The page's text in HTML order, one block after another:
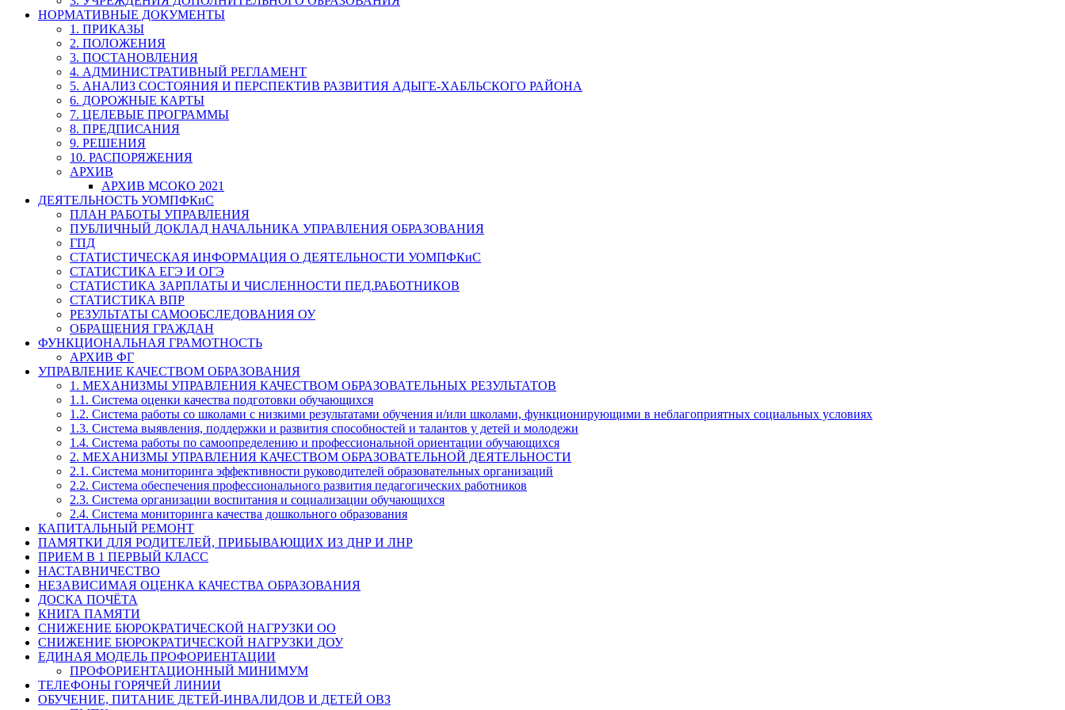
НОРМАТИВНЫЕ ДОКУМЕНТЫ
1. ПРИКАЗЫ
2. ПОЛОЖЕНИЯ
3. ПОСТАНОВЛЕНИЯ
4. АДМИНИСТРАТИВНЫЙ РЕГЛАМЕНТ
5. АНАЛИЗ СОСТОЯНИЯ И ПЕРСПЕКТИВ РАЗВИТИЯ АДЫГЕ-ХАБЛЬСКОГО РАЙОНА
6. ДОРОЖНЫЕ КАРТЫ
7. ЦЕЛЕВЫЕ ПРОГРАММЫ
8. ПРЕДПИСАНИЯ
9. РЕШЕНИЯ
10. РАСПОРЯЖЕНИЯ
АРХИВ
АРХИВ МСОКО 2021
ДЕЯТЕЛЬНОСТЬ УОМПФКиС
ПЛАН РАБОТЫ УПРАВЛЕНИЯ
ПУБЛИЧНЫЙ ДОКЛАД НАЧАЛЬНИКА УПРАВЛЕНИЯ ОБРАЗОВАНИЯ
ГПД
СТАТИСТИЧЕСКАЯ ИНФОРМАЦИЯ О ДЕЯТЕЛЬНОСТИ УОМПФКиС
СТАТИСТИКА ЕГЭ И ОГЭ
СТАТИСТИКА ЗАРПЛАТЫ И ЧИСЛЕННОСТИ ПЕД.РАБОТНИКОВ
СТАТИСТИКА ВПР
РЕЗУЛЬТАТЫ САМООБСЛЕДОВАНИЯ ОУ
ОБРАЩЕНИЯ ГРАЖДАН
ФУНКЦИОНАЛЬНАЯ ГРАМОТНОСТЬ
АРХИВ ФГ
УПРАВЛЕНИЕ КАЧЕСТВОМ ОБРАЗОВАНИЯ
1. МЕХАНИЗМЫ УПРАВЛЕНИЯ КАЧЕСТВОМ ОБРАЗОВАТЕЛЬНЫХ РЕЗУЛЬТАТОВ
1.1. Система оценки качества подготовки обучающихся
1.2. Система работы со школами с низкими результатами обучения и/или школами, функционирующими в неблагоприятных социальных условиях
1.3. Система выявления, поддержки и развития способностей и талантов у детей и молодежи
1.4. Система работы по самоопределению и профессиональной ориентации обучающихся
2. МЕХАНИЗМЫ УПРАВЛЕНИЯ КАЧЕСТВОМ ОБРАЗОВАТЕЛЬНОЙ ДЕЯТЕЛЬНОСТИ
2.1. Система мониторинга эффективности руководителей образовательных организаций
2.2. Система обеспечения профессионального развития педагогических работников
2.3. Система организации воспитания и социализации обучающихся
2.4. Система мониторинга качества дошкольного образования
КАПИТАЛЬНЫЙ РЕМОНТ
ПАМЯТКИ ДЛЯ РОДИТЕЛЕЙ, ПРИБЫВАЮЩИХ ИЗ ДНР И ЛНР
ПРИЕМ В 1 ПЕРВЫЙ КЛАСС
НАСТАВНИЧЕСТВО
НЕЗАВИСИМАЯ ОЦЕНКА КАЧЕСТВА ОБРАЗОВАНИЯ
ДОСКА ПОЧЁТА
КНИГА ПАМЯТИ
СНИЖЕНИЕ БЮРОКРАТИЧЕСКОЙ НАГРУЗКИ ОО
СНИЖЕНИЕ БЮРОКРАТИЧЕСКОЙ НАГРУЗКИ ДОУ
ЕДИНАЯ МОДЕЛЬ ПРОФОРИЕНТАЦИИ
ПРОФОРИЕНТАЦИОННЫЙ МИНИМУМ
ТЕЛЕФОНЫ ГОРЯЧЕЙ ЛИНИИ
ОБУЧЕНИЕ, ПИТАНИЕ ДЕТЕЙ-ИНВАЛИДОВ И ДЕТЕЙ ОВЗ